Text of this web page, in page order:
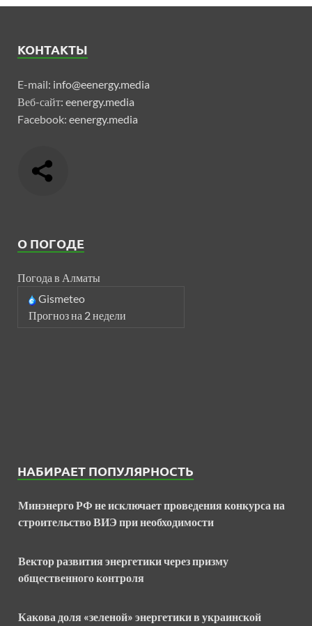
КОНТАКТЫ
E-mail: info@eenergy.media
Веб-сайт: eenergy.media
Facebook: eenergy.media
О ПОГОДЕ
Погода в Алматы
Gismeteo
Прогноз на 2 недели
НАБИРАЕТ ПОПУЛЯРНОСТЬ
Минэнерго РФ не исключает проведения конкурса на
строительство ВИЭ при необходимости
Вектор развития энергетики через призму
общественного контроля
Какова доля «зеленой» энергетики в украинской